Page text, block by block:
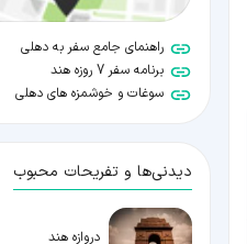
راهنمای جامع سفر به دهلی
برنامه سفر 7 روزه هند
سوغات و خوشمزه های دهلی
دیدنی‌ها و تفریحات محبوب
دروازه هند